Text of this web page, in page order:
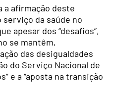
a afirmação deste
da saúde no
apesar dos “desafios”,
se mantêm,
das desigualdades
do Serviço Nacional de
e a “aposta na transição